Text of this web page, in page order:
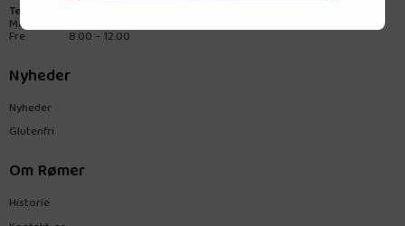
Telefontider:
Man-tors
Fre 8.00 - 12.00
Nyheder
Nyheder
Glutenfri
Om Rømer
Historie